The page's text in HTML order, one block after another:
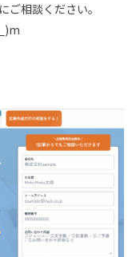
ご相談ください。